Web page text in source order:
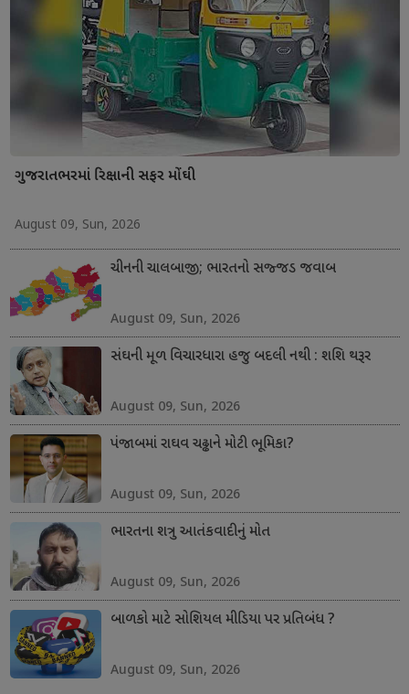
ગુજરાતભરમાં રિક્ષાની સફર મોંઘી
August 09, Sun, 2026
ચીનની ચાલબાજી; ભારતનો સજ્જડ જવાબ
August 09, Sun, 2026
સંઘની મૂળ વિચારધારા હજુ બદલી નથી : શશિ થરૂર
August 09, Sun, 2026
પંજાબમાં રાઘવ ચઢ્ઢાને મોટી ભૂમિકા?
August 09, Sun, 2026
ભારતના શત્રુ આતંકવાદીનું મોત
August 09, Sun, 2026
બાળકો માટે સોશિયલ મીડિયા પર પ્રતિબંધ ?
August 09, Sun, 2026